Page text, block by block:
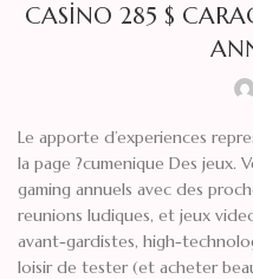
CASINO 285 $
Le apporte d’experiences
la page ?cumenique Des jeux.
gaming annuels avec des
reunions ludiques, et jeux
avant-gardistes, high-
loisir de tester (et acheter